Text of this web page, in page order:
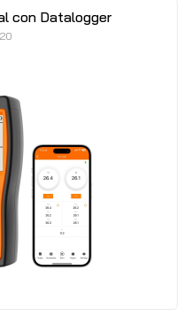
con Datalogger